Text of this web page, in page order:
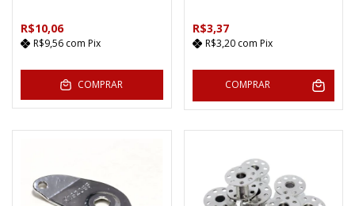
R$10,06
R$9,56 com Pix
COMPRAR
R$3,37
R$3,20 com Pix
COMPRAR